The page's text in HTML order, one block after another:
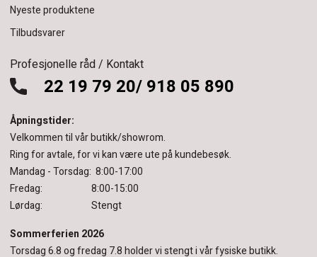
Nyeste produktene
Tilbudsvarer
Profesjonelle råd / Kontakt
22 19 79 20/ 918 05 890
Åpningstider:
Velkommen til vår butikk/showrom.
Ring for avtale, for vi kan være ute på kundebesøk.
Mandag - Torsdag: 8:00-17:00
Fredag: 8:00-15:00
Lørdag: Stengt
Sommerferien 2026
Torsdag 6.8 og fredag 7.8 holder vi stengt i vår fysiske butikk.